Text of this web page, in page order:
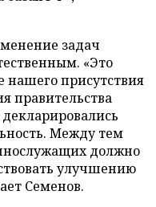
задач
«Это
нашего присутствия
правительства
Между тем
должно
улучшению
Семенов.